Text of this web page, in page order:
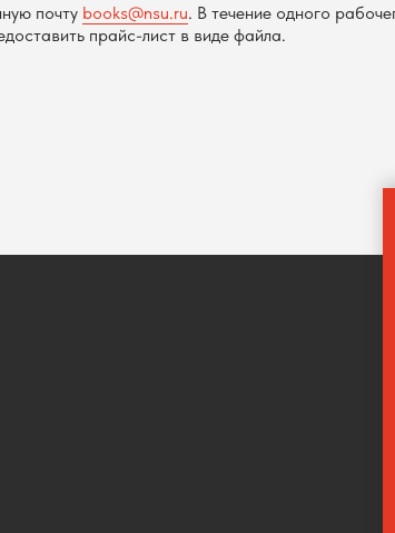
почту books@nsu.ru. В течение одного
прайс-лист в виде файла.